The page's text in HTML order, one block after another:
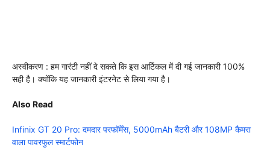
अस्वीकरण : हम गारंटी नहीं दे सकते कि इस आर्टिकल में दी गई जानकारी 100%
सही है। क्योंकि यह जानकारी इंटरनेट से लिया गया है।
Also Read
Infinix GT 20 Pro: दमदार परफॉर्मेंस, 5000mAh बैटरी और 108MP कैमरा
वाला पावरफुल स्मार्टफोन